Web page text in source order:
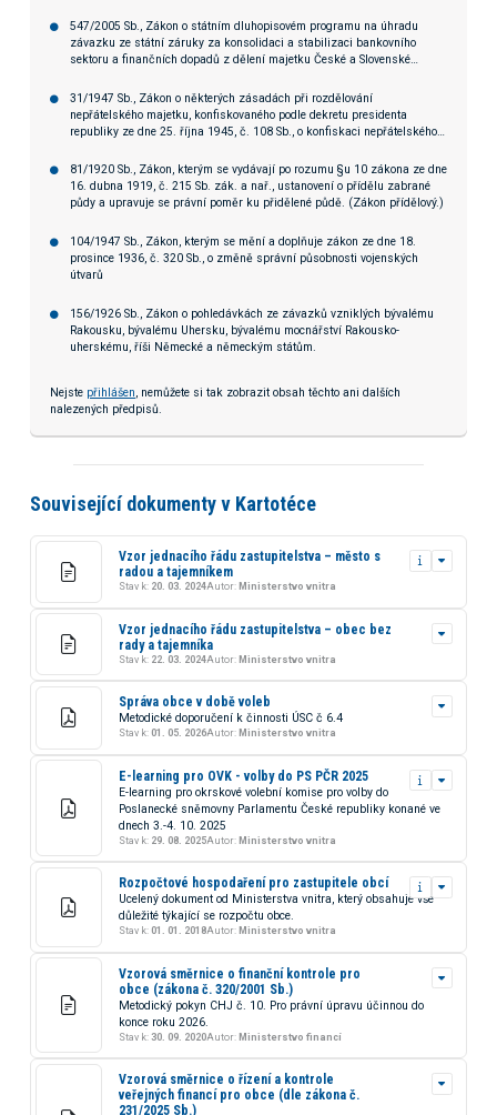
547/2005 Sb., Zákon o státním dluhopisovém programu na úhradu
závazku ze státní záruky za konsolidaci a stabilizaci bankovního
sektoru a finančních dopadů z dělení majetku České a Slovenské
ve prospěch České národní banky
31/1947 Sb., Zákon o některých zásadách při rozdělování
nepřátelského majetku, konfiskovaného podle dekretu presidenta
republiky ze dne 25. října 1945, č. 108 Sb., o konfiskaci nepřátelského
81/1920 Sb., Zákon, kterým se vydávají po rozumu §u 10 zákona ze dne
16. dubna 1919, č. 215 Sb. zák. a nař., ustanovení o přídělu zabrané
půdy a upravuje se právní poměr ku přidělené půdě. (Zákon přídělový.)
104/1947 Sb., Zákon, kterým se mění a doplňuje zákon ze dne 18.
prosince 1936, č. 320 Sb., o změně správní působnosti vojenských
útvarů
156/1926 Sb., Zákon o pohledávkách ze závazků vzniklých bývalému
Rakousku, bývalému Uhersku, bývalému mocnářství Rakousko-
uherskému, říši Německé a německým státům.
Nejste přihlášen, nemůžete si tak zobrazit obsah těchto ani dalších
nalezených předpisů.
Související dokumenty v Kartotéce
Vzor jednacího řádu zastupitelstva – město s
radou a tajemníkem
Stav k: 20. 03. 2024Autor: Ministerstvo vnitra
Vzor jednacího řádu zastupitelstva – obec bez
rady a tajemníka
Stav k: 22. 03. 2024Autor: Ministerstvo vnitra
Správa obce v době voleb
Metodické doporučení k činnosti ÚSC č 6.4
Stav k: 01. 05. 2026Autor: Ministerstvo vnitra
E-learning pro OVK - volby do PS PČR 2025
E-learning pro okrskové volební komise pro volby do
Poslanecké sněmovny Parlamentu České republiky konané ve
dnech 3.-4. 10. 2025
Stav k: 29. 08. 2025Autor: Ministerstvo vnitra
Rozpočtové hospodaření pro zastupitele obcí
Ucelený dokument od Ministerstva vnitra, který obsahuje vše
důležité týkající se rozpočtu obce.
Stav k: 01. 01. 2018Autor: Ministerstvo vnitra
Vzorová směrnice o finanční kontrole pro
obce (zákona č. 320/2001 Sb.)
Metodický pokyn CHJ č. 10. Pro právní úpravu účinnou do
konce roku 2026.
Stav k: 30. 09. 2020Autor: Ministerstvo financí
Vzorová směrnice o řízení a kontrole
veřejných financí pro obce (dle zákona č.
231/2025 Sb.)